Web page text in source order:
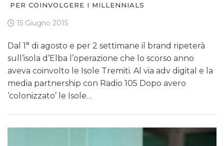
PER COINVOLGERE I MILLENNIALS
15 Giugno 2015
Dal 1° di agosto e per 2 settimane il brand ripeterà
sull’isola d’Elba l’operazione che lo scorso anno
aveva coinvolto le Isole Tremiti. Al via adv digital e la
media partnership con Radio 105 Dopo avero
‘colonizzato’ le Isole…